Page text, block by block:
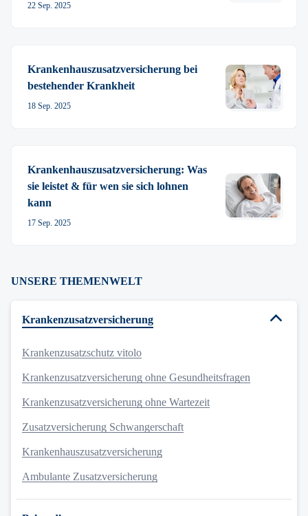
22 Sep. 2025
Krankenhauszusatz­versicherung bei
bestehender Krankheit
18 Sep. 2025
Krankenhauszusatz­versicherung: Was
sie leistet & für wen sie sich lohnen
kann
17 Sep. 2025
UNSERE THEMENWELT
Krankenzusatzversicherung
Krankenzusatzschutz vitolo
Krankenzusatzversicherung ohne Gesundheitsfragen
Krankenzusatzversicherung ohne Wartezeit
Zusatzversicherung Schwangerschaft
Krankenhauszusatzversicherung
Ambulante Zusatzversicherung